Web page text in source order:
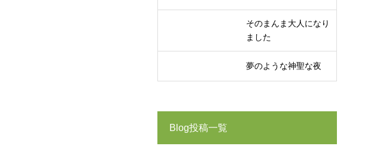
そのまんま大人になり
ました
夢のような神聖な夜
Blog投稿一覧